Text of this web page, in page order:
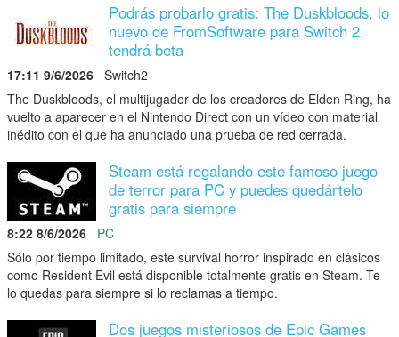
Podrás probarlo gratis: The Duskbloods, lo
nuevo de FromSoftware para Switch 2,
tendrá beta
17:11 9/6/2026
Switch2
The Duskbloods, el multijugador de los creadores de Elden Ring, ha
vuelto a aparecer en el Nintendo Direct con un vídeo con material
inédito con el que ha anunciado una prueba de red cerrada.
Steam está regalando este famoso juego
de terror para PC y puedes quedártelo
gratis para siempre
8:22 8/6/2026
PC
Sólo por tiempo limitado, este survival horror inspirado en clásicos
como Resident Evil está disponible totalmente gratis en Steam. Te
lo quedas para siempre si lo reclamas a tiempo.
Dos juegos misteriosos de Epic Games